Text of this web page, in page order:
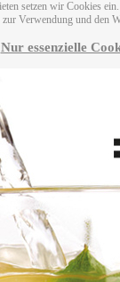
setzen wir Cookies
Verwendung und den
Nur essenzielle